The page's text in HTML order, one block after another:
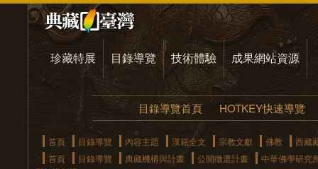
珍藏特展 目錄導覽 技術體驗 成果網站資源
目錄導覽首頁 HOTKEY快速導覽
首頁 目錄導覽 內容主題 漢籍全文 宗教文獻 佛教
西藏
首頁
目錄導覽 典藏機構與計畫 公開徵選計畫
中華佛學研究